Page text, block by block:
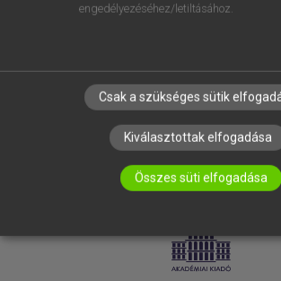
LICENCSZERZŐDÉS
engedélyezéséhez/letiltásához.
Csak a szükséges sütik
Kiválasztottak elfogadása
Összes süti elfogadása